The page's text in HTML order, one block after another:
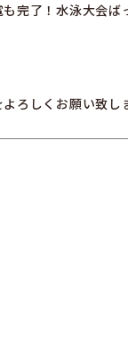
完了！水泳大会ば
ろしくお願い致し